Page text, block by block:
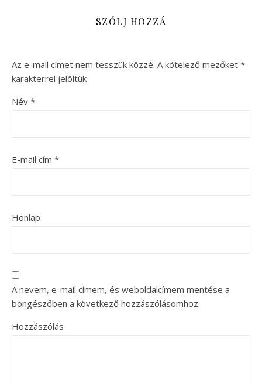
SZÓLJ HOZZÁ
Az e-mail címet nem tesszük közzé. A kötelező mezőket *
karakterrel jelöltük
Név *
E-mail cím *
Honlap
A nevem, e-mail címem, és weboldalcímem mentése a
böngészőben a következő hozzászólásomhoz.
Hozzászólás